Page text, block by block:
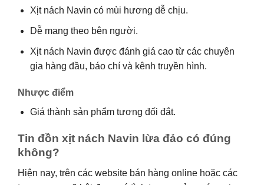
Xịt nách Navin có mùi hương dễ chịu.
Dễ mang theo bên người.
Xịt nách Navin được đánh giá cao từ các chuyên
gia hàng đầu, báo chí và kênh truyền hình.
Nhược điểm
Giá thành sản phẩm tương đối đắt.
Tin đồn xịt nách Navin lừa đảo có đúng
không?
Hiện nay, trên các website bán hàng online hoặc các